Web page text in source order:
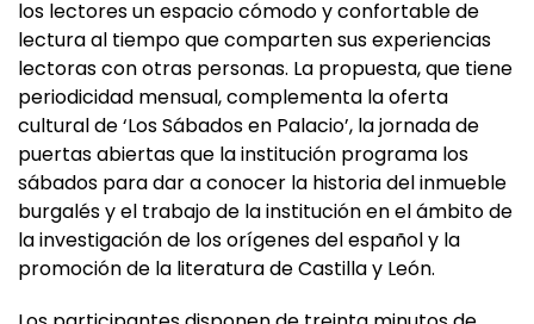
lee’,iniciativa diseñada con la intención de facilitar a
los lectores un espacio cómodo y confortable de
lectura al tiempo que comparten sus experiencias
lectoras con otras personas. La propuesta, que tiene
periodicidad mensual, complementa la oferta
cultural de ‘Los Sábados en Palacio’, la jornada de
puertas abiertas que la institución programa los
sábados para dar a conocer la historia del inmueble
burgalés y el trabajo de la institución en el ámbito de
la investigación de los orígenes del español y la